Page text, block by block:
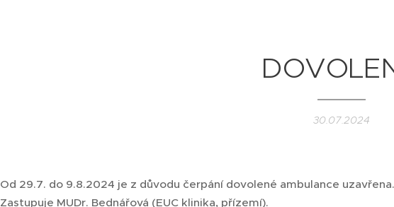
30.07.2024
Od 29.7. do 9.8.2024 je z důvodu čerpání dovolené ambulance uzavřena.
Zastupuje MUDr. Bednářová (EUC klinika, přízemí).